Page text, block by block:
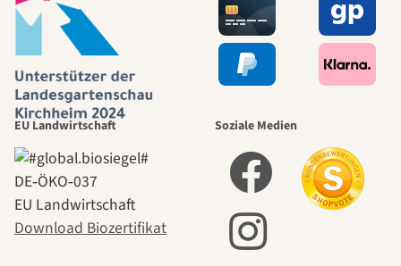
EU Landwirtschaft
DE‑ÖKO‑037
EU Landwirtschaft
Download Biozertifikat
Soziale Medien